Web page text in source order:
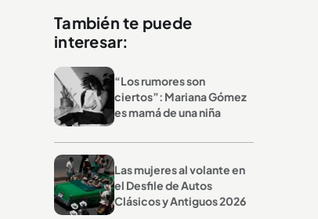
También te puede
interesar:
“Los rumores son
ciertos”: Mariana Gómez
es mamá de una niña
Las mujeres al volante en
el Desfile de Autos
Clásicos y Antiguos 2026